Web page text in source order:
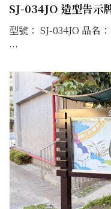
SJ-034JO 造型告示
型號： SJ-034JO 品名
...